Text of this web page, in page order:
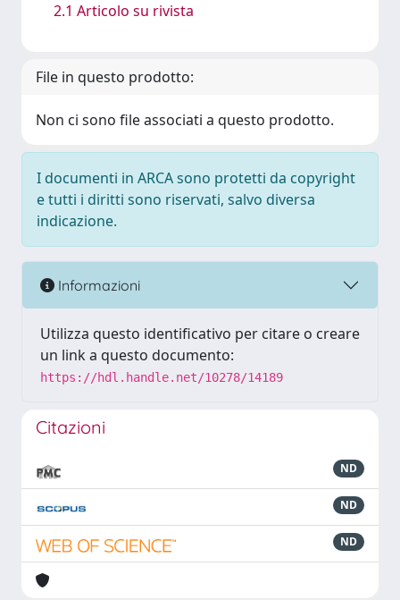
2.1 Articolo su rivista
File in questo prodotto:
Non ci sono file associati a questo prodotto.
I documenti in ARCA sono protetti da copyright
e tutti i diritti sono riservati, salvo diversa
indicazione.
Informazioni
Utilizza questo identificativo per citare o creare
un link a questo documento:
https://hdl.handle.net/10278/14189
Citazioni
ND
ND
ND